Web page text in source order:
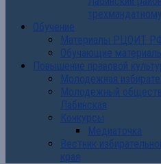
Обучение
Материалы РЦОИТ
Обучающие
Повышение правовой
Молодежная
Молодежный
Лабинская
Конкурсы
Медиаточка
Вестник
края